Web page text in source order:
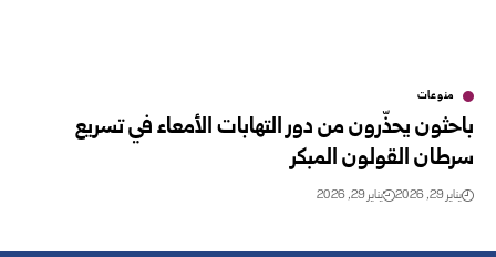
منوعات
باحثون يحذّرون من دور التهابات الأمعاء في تسريع
سرطان القولون المبكر
يناير 29, 2026 يناير 29, 2026